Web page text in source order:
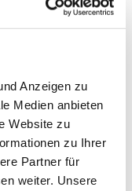
Anzeigen zu
Medien anbieten
Website zu
zu Ihrer
Partner für
weiter. Unsere